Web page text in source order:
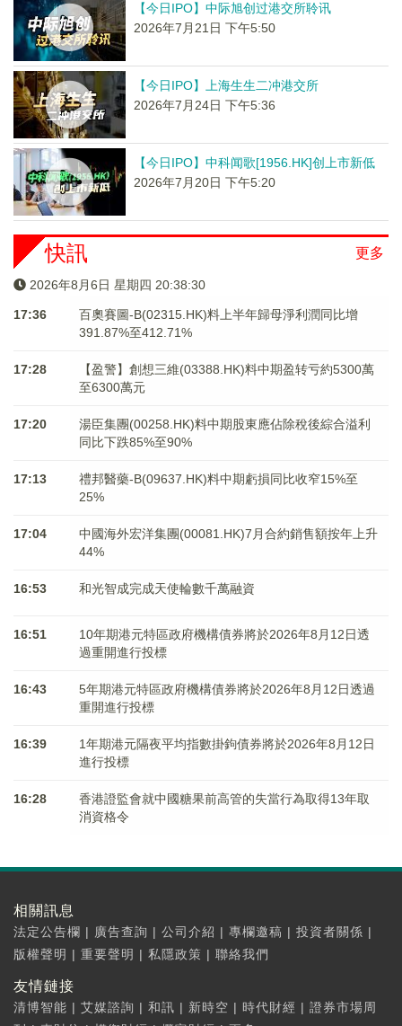
【今日IPO】中际旭创过港交所聆讯
2026年7月21日 下午5:50
【今日IPO】上海生生二冲港交所
2026年7月24日 下午5:36
【今日IPO】中科闻歌[1956.HK]创上市新低
2026年7月20日 下午5:20
更多
快訊
2026年8月6日 星期四 20:38:30
17:36
百奧賽圖-B(02315.HK)料上半年歸母淨利潤同比增
391.87%至412.71%
17:28
【盈警】創想三維(03388.HK)料中期盈转亏約5300萬
至6300萬元
17:20
湯臣集團(00258.HK)料中期股東應佔除稅後綜合溢利
同比下跌85%至90%
17:13
禮邦醫藥-B(09637.HK)料中期虧損同比收窄15%至
25%
17:04
中國海外宏洋集團(00081.HK)7月合約銷售額按年上升
44%
16:53 和光智成完成天使輪數千萬融資
16:51
10年期港元特區政府機構債券將於2026年8月12日透
過重開進行投標
16:43
5年期港元特區政府機構債券將於2026年8月12日透過
重開進行投標
16:39
1年期港元隔夜平均指數掛鉤債券將於2026年8月12日
進行投標
16:28
香港證監會就中國糖果前高管的失當行為取得13年取
消資格令
相關訊息
法定公告欄 | 廣告查詢 | 公司介紹 | 專欄邀稿 | 投資者關係 |
版權聲明 | 重要聲明 | 私隱政策 | 聯絡我們
友情鏈接
清博智能 | 艾媒諮詢 | 和訊 | 新時空 | 時代財經 | 證券市場周